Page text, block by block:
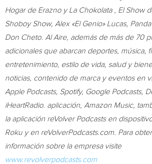
Hogar de Erazno y La Chokolata , El Show
Shoboy Show, Alex «El Genio» Lucas,
Don Cheto. Al Aire, además de más de 70
adicionales que abarcan deportes, música,
entretenimiento, estilo de vida, salud y
noticias, contenido de marca y eventos en
Apple Podcasts, Spotify, Google Podcasts,
iHeartRadio. aplicación, Amazon Music,
la aplicación reVolver Podcasts en
Roku y en reVolverPodcasts.com. Para
información sobre la empresa visite
www.revolverpodcasts.com